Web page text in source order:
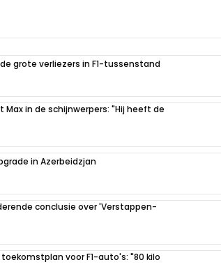
grote verliezers in F1-tussenstand
in de schijnwerpers: "Hij heeft de
in Azerbeidzjan
conclusie over 'Verstappen-
voor F1-auto's: "80 kilo